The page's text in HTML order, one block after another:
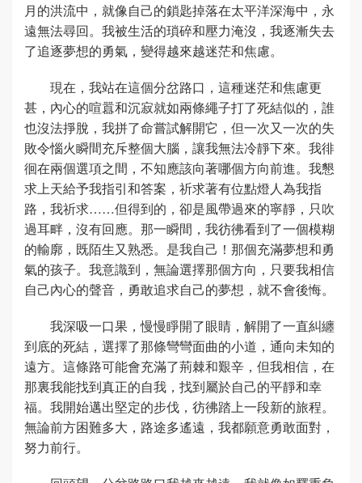
月的洪流中，就像自己的鎖匙掉落在太平洋深海中，永
遠無法尋回。我被生活的瑣碎和壓力淹沒，我逐漸失去
了追逐夢想的勇氣，變得越來越迷茫和焦慮。
現在，我站在這個分岔路口，這種迷茫和焦慮更
甚，內心的喧囂和沉寂就如兩條繩子打了死結似的，誰
也沒法掙脫，我拼了命嘗試解開它，但一次又一次的失
敗令惱火瞬間充斥整個大腦，讓我無法冷靜下來。我徘
徊在兩個選項之間，不知應該向著哪個方向前進。我懇
求上天給予我指引和答案，祈求著有位點燈人為我指
路，我祈求……但得到的，卻是風帶過來的寧靜，只吹
過耳畔，沒有回應。那一瞬間，我彷彿看到了一個模糊
的輸廓，既陌生又熟悉。是我自己！那個充滿夢想和勇
氣的孩子。我意識到，無論選擇那個方向，只要我相信
自己內心的聲音，勇敢追求自己的夢想，就不會後悔。
我深吸一口果，慢慢睜開了眼睛，解開了一直糾纏
到底的死結，選擇了那條彎彎面曲的小道，通向未知的
遠方。這條路可能會充滿了荊棘和艱辛，但我相信，在
那裏我能找到真正的自我，找到屬於自己的平靜和幸
福。我開始邁出堅定的步伐，彷彿踏上一段新的旅程。
無論前方困難多大，路途多遙遠，我都願意勇敢面對，
努力前行。